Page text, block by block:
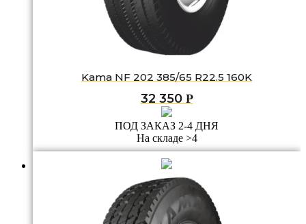
Kama NF 202 385/65 R22.5 160K
32 350 Р
ПОД ЗАКАЗ 2-4 ДНЯ
На складе >4